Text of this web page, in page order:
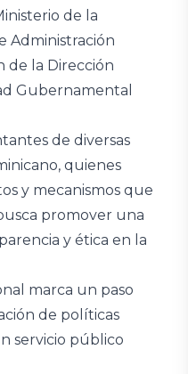
de la
Administración
de la Dirección
Gubernamental
de diversas
quienes
y mecanismos que
promover una
y ética en la
marca un paso
de políticas
servicio público